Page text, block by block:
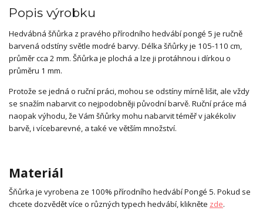
Popis výrobku
Hedvábná šňůrka z pravého přírodního hedvábí pongé 5 je ručně
barvená odstíny světle modré barvy. Délka šňůrky je 105-110 cm,
průměr cca 2 mm. Šňůrka je plochá a lze ji protáhnou i dírkou o
průměru 1 mm.
Protože se jedná o ruční práci, mohou se odstíny mírně lišit, ale vždy
se snažím nabarvit co nejpodobněji původní barvě. Ruční práce má
naopak výhodu, že Vám šňůrky mohu nabarvit téměř v jakékoliv
barvě, i vícebarevné, a také ve větším množství.
Materiál
Šňůrka je vyrobena ze 100% přírodního hedvábí Pongé 5. Pokud se
chcete dozvědět více o různých typech hedvábí, klikněte zde.